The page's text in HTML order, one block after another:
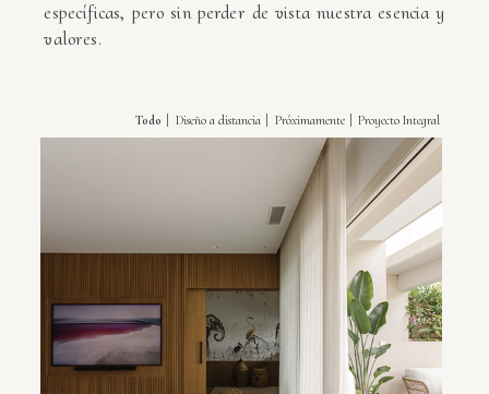
específicas, pero sin perder de vista nuestra esencia y
valores.
Todo Diseño a distancia Próximamente Proyecto Integral